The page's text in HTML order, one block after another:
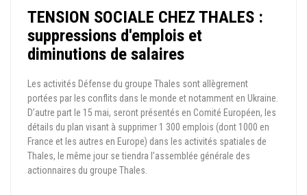
TENSION SOCIALE CHEZ THALES :
suppressions d'emplois et
diminutions de salaires
Les activités Défense du groupe Thales sont allègrement
portées par les conflits dans le monde et notamment en Ukraine.
D’autre part le 15 mai, seront présentés en Comité Européen, les
détails du plan visant à supprimer 1 300 emplois (dont 1000 en
France et les autres en Europe) dans les activités spatiales de
Thales, le même jour se tiendra l’assemblée générale des
actionnaires du groupe Thales.